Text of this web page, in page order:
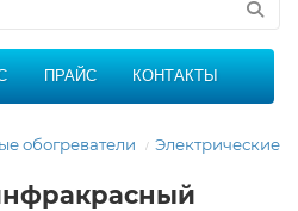
ПРАЙС КОНТАКТЫ
обогреватели Электрические